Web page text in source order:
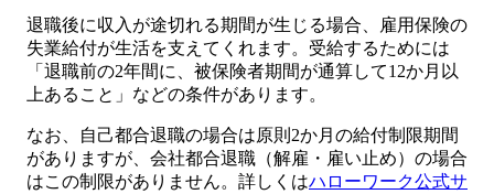
退職後に収入が途切れる期間が生じる場合、雇用保険の
失業給付が生活を支えてくれます。受給するためには
「退職前の2年間に、被保険者期間が通算して12か月以
上あること」などの条件があります。
なお、自己都合退職の場合は原則2か月の給付制限期間
がありますが、会社都合退職（解雇・雇い止め）の場合
はこの制限がありません。詳しくはハローワーク公式サ